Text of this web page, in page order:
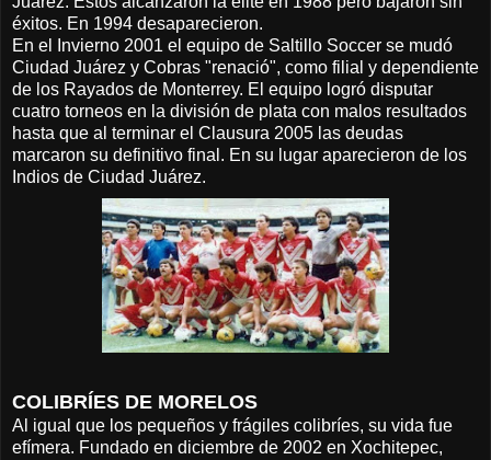
éxitos. En 1994 desaparecieron.
En el Invierno 2001 el equipo de Saltillo Soccer se mudó
Ciudad Juárez y Cobras "renació", como filial y dependiente
de los Rayados de Monterrey. El equipo logró disputar
cuatro torneos en la división de plata con malos resultados
hasta que al terminar el Clausura 2005 las deudas
marcaron su definitivo final. En su lugar aparecieron de los
Indios de Ciudad Juárez.
COLIBRÍES DE MORELOS
Al igual que los pequeños y frágiles colibríes, su vida fue
efímera. Fundado en diciembre de 2002 en Xochitepec,